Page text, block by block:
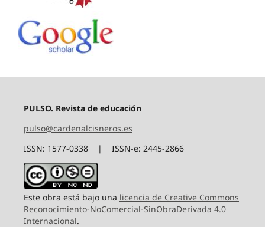
PULSO. Revista de educación
pulso@cardenalcisneros.es
ISSN: 1577-0338 | ISSN-e: 2445-2866
Este obra está bajo una licencia de Creative Commons
Reconocimiento-NoComercial-SinObraDerivada 4.0
Internacional.